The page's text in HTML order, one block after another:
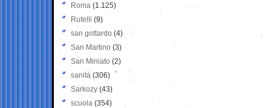
Roma (1.125)
Rutelli (9)
san gottardo (4)
San Martino (3)
San Miniato (2)
sanità (306)
Sarkozy (43)
scuola (354)